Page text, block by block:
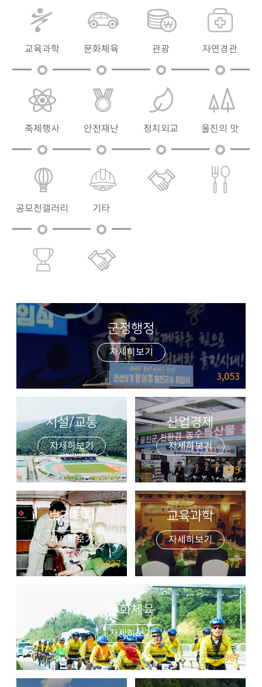
교육과학 문화체육 관광 자연경관
축제행사 안전재난 정치외교 울진의 맛
공모전갤러리 기타
군정행정
자세히보기
3,053
시설/교통
자세히보기
467
산업경제
자세히보기
825
보건복지
자세히보기
1,037
교육과학
자세히보기
372
문화체육
자세히보기
967